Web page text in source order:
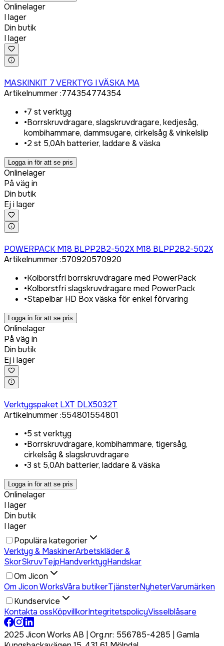
Onlinelager
I lager
Din butik
I lager
MASKINKIT 7 VERKTYG I VÄSKA MA
Artikelnummer:774354774354
•7 st verktyg
•Borrskruvdragare, slagskruvdragare, kedjesåg,
kombihammare, dammsugare, cirkelsåg & vinkelslip
•2 st 5,0Ah batterier, laddare & väska
Logga in för att se pris
Onlinelager
På väg in
Din butik
Ej i lager
POWERPACK M18 BLPP2B2-502X M18 BLPP2B2-502X
Artikelnummer:570920570920
•Kolborstfri borrskruvdragare med PowerPack
•Kolborstfri slagskruvdragare med PowerPack
•Stapelbar HD Box väska för enkel förvaring
Logga in för att se pris
Onlinelager
På väg in
Din butik
Ej i lager
Verktygspaket LXT DLX5032T
Artikelnummer:554801554801
•5 st verktyg
•Borrskruvdragare, kombihammare, tigersåg,
cirkelsåg & slagskruvdragare
•3 st 5,0Ah batterier, laddare & väska
Logga in för att se pris
Onlinelager
I lager
Din butik
I lager
Populära kategorier
Verktyg & MaskinerArbetskläder &
SkorSkruvTejpHandverktygHandskar
Om Jicon
Om Jicon WorksVåra butikerTjänsterNyheterVarumärken
Kundservice
Kontakta ossKöpvillkorIntegritetspolicyVisselblåsare
2025 Jicon Works AB | Org.nr: 556785-4285 | Gamla